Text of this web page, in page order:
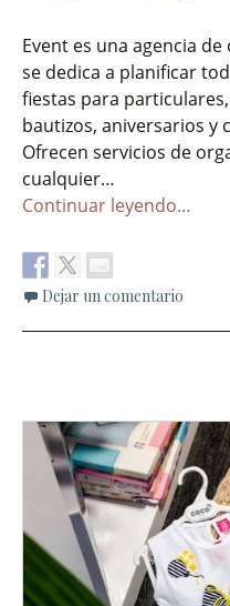
Event es una agencia
se dedica a planificar
fiestas para
bautizos, aniversarios y
Ofrecen servicios de
cualquier…
Continuar leyendo…
Dejar un comentario